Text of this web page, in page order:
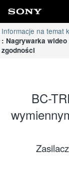
Informacje na temat
: Nagrywarka
zgodności
BC-